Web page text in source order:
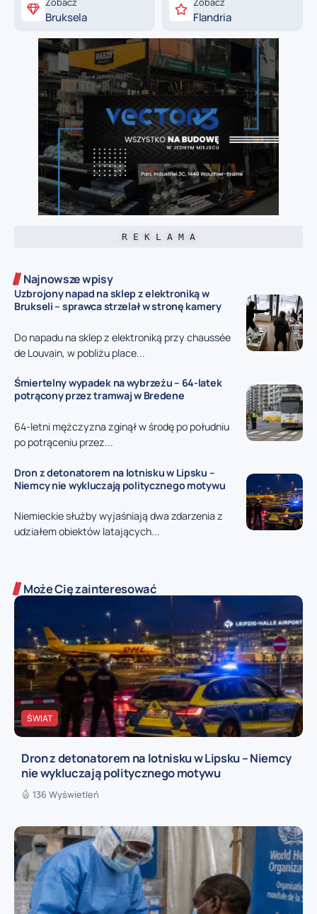
Bruksela Flandria
R E K L A M A
Najnowsze wpisy
Uzbrojony napad na sklep z elektroniką w
Brukseli – sprawca strzelał w stronę kamery
Do napadu na sklep z elektroniką przy chaussée
de Louvain, w pobliżu place...
Śmiertelny wypadek na wybrzeżu – 64-latek
potrącony przez tramwaj w Bredene
64-letni mężczyzna zginął w środę po południu
po potrąceniu przez...
Dron z detonatorem na lotnisku w Lipsku –
Niemcy nie wykluczają politycznego motywu
Niemieckie służby wyjaśniają dwa zdarzenia z
udziałem obiektów latających...
Może Cię zainteresować
ŚWIAT
Dron z detonatorem na lotnisku w Lipsku – Niemcy
nie wykluczają politycznego motywu
136 Wyświetleń